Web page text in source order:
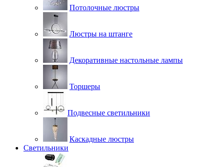
Потолочные люстры
Люстры на штанге
Декоративные настольные лампы
Торшеры
Подвесные светильники
Каскадные люстры
Светильники